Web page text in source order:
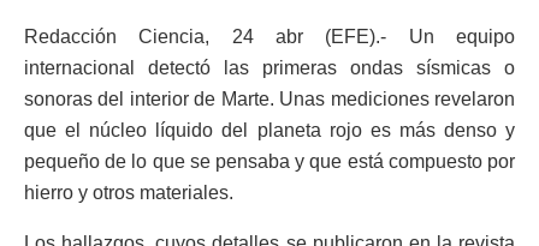
Redacción Ciencia, 24 abr (EFE).- Un equipo
internacional detectó las primeras ondas sísmicas o
sonoras del interior de Marte. Unas mediciones revelaron
que el núcleo líquido del planeta rojo es más denso y
pequeño de lo que se pensaba y que está compuesto por
hierro y otros materiales.